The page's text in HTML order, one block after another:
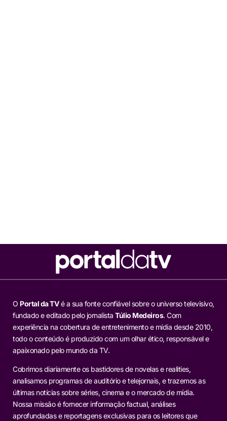
O Portal da TVé a sua fonte confiável sobre o universo televisivo,
fundado e editado pelo jornalista Túlio Medeiros. Com
experiência na cobertura de entretenimento e mídia desde 2010,
todo o conteúdo é produzido com um olhar ético, responsável e
apaixonado pelo mundo da TV.
Cobrimos diariamente os bastidores de novelas e realities,
analisamos programas de auditório e telejornais, e trazemos as
últimas notícias sobre séries, cinema e o mercado de mídia.
Nossa missão é fornecer informação factual, análises
aprofundadas e reportagens exclusivas para os leitores que